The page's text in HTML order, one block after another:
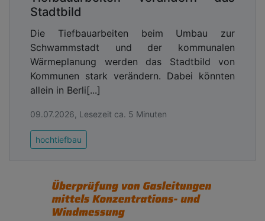
Stadtbild
Die Tiefbauarbeiten beim Umbau zur
Schwammstadt und der kommunalen
Wärmeplanung werden das Stadtbild von
Kommunen stark verändern. Dabei könnten
allein in Berli[...]
09.07.2026, Lesezeit ca. 5 Minuten
hochtiefbau